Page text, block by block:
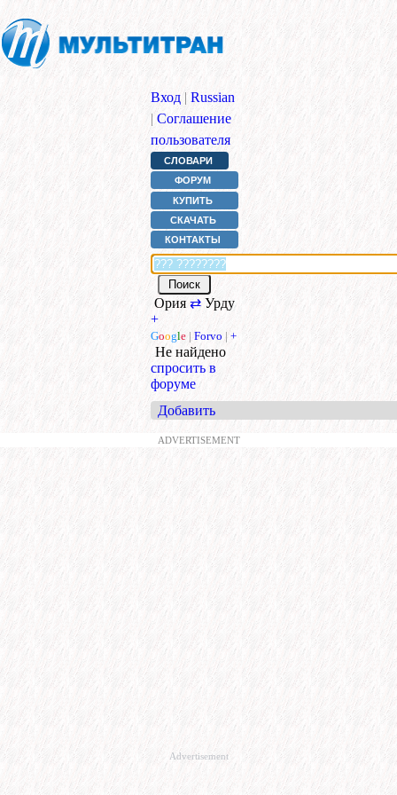
Вход | Russian
| Соглашение
пользователя
СЛОВАРИ
ФОРУМ
КУПИТЬ
СКАЧАТЬ
КОНТАКТЫ
Ория ⇄ Урду
+
Google | Forvo | +
Не найдено
спросить в
форуме
Добавить
ADVERTISEMENT
Advertisement